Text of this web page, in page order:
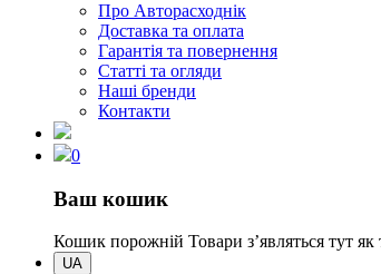
Про Авторасходнік
Доставка та оплата
Гарантія та повернення
Статті та огляди
Наші бренди
Контакти
0
Ваш кошик
Кошик порожній Товари зʼявляться тут
UA